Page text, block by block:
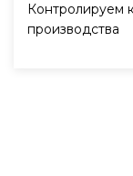
Контролируем
производства